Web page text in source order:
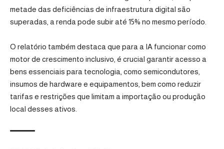
metade das deficiências de infraestrutura digital são
superadas, a renda pode subir até 15% no mesmo período.
O relatório também destaca que para a IA funcionar como
motor de crescimento inclusivo, é crucial garantir acesso a
bens essenciais para tecnologia, como semicondutores,
insumos de hardware e equipamentos, bem como reduzir
tarifas e restrições que limitam a importação ou produção
local desses ativos.